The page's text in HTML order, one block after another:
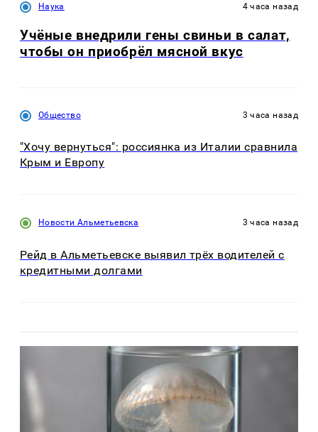
Наука 4 часа назад
Учёные внедрили гены свиньи в салат,
чтобы он приобрёл мясной вкус
Общество 3 часа назад
"Хочу вернуться": россиянка из Италии сравнила
Крым и Европу
Новости Альметьевска 3 часа назад
Рейд в Альметьевске выявил трёх водителей с
кредитными долгами